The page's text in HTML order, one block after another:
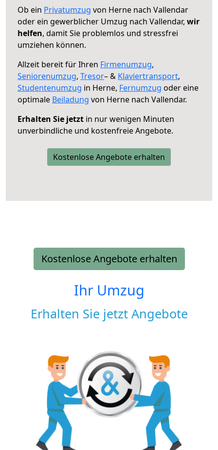
Ob ein Privatumzug von Herne nach Vallendar
oder ein gewerblicher Umzug nach Vallendar, wir
helfen, damit Sie problemlos und stressfrei
umziehen können.
Allzeit bereit für Ihren Firmenumzug,
Seniorenumzug, Tresor– & Klaviertransport,
Studentenumzug in Herne, Fernumzug oder eine
optimale Beiladung von Herne nach Vallendar.
Erhalten Sie jetzt in nur wenigen Minuten
unverbindliche und kostenfreie Angebote.
Kostenlose Angebote erhalten
Kostenlose Angebote erhalten
Ihr Umzug
Erhalten Sie jetzt Angebote